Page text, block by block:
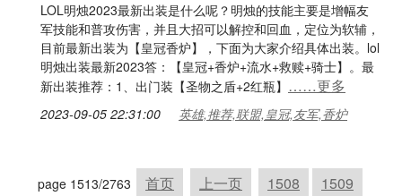
LOL明烛2023最新出装是什么呢？明烛的技能主要是增幅友
军技能和普攻伤害，并且大招可以解控和回血，定位为软辅，
目前最新出装为【皇冠香炉】，下面为大家介绍具体出装。lol
明烛出装最新2023答：【皇冠+香炉+流水+救赎+骑士】。最
新出装推荐：1、出门装【圣物之盾+2红瓶】 ……更多
2023-09-05 22:31:00 英雄,推荐,联盟,皇冠,友军,香炉
page 1513/2763 首页 上一页 1508
1509